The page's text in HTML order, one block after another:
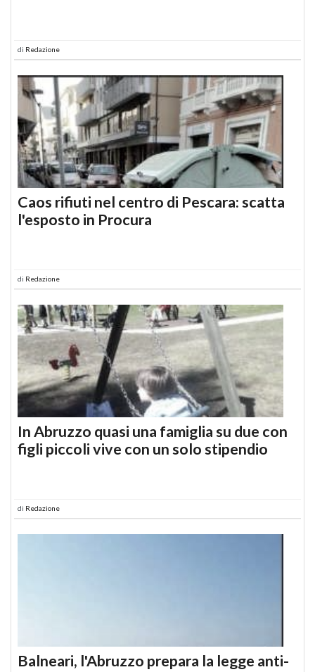
di Redazione
Caos rifiuti nel centro di Pescara: scatta
l'esposto in Procura
di Redazione
In Abruzzo quasi una famiglia su due con
figli piccoli vive con un solo stipendio
di Redazione
Balneari, l'Abruzzo prepara la legge anti-